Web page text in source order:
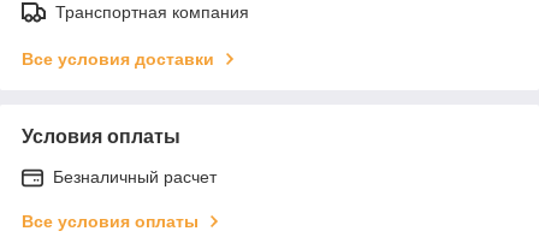
Транспортная компания
Все условия доставки
Условия оплаты
Безналичный расчет
Все условия оплаты